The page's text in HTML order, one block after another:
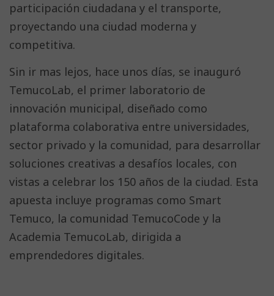
participación ciudadana y el transporte,
proyectando una ciudad moderna y
competitiva.
Sin ir mas lejos, hace unos días, se inauguró
TemucoLab, el primer laboratorio de
innovación municipal, diseñado como
plataforma colaborativa entre universidades,
sector privado y la comunidad, para desarrollar
soluciones creativas a desafíos locales, con
vistas a celebrar los 150 años de la ciudad. Esta
apuesta incluye programas como Smart
Temuco, la comunidad TemucoCode y la
Academia TemucoLab, dirigida a
emprendedores digitales.